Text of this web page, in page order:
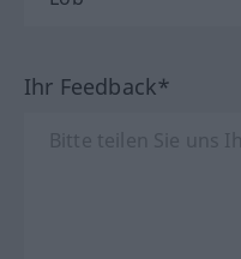
Ihr Feedback*